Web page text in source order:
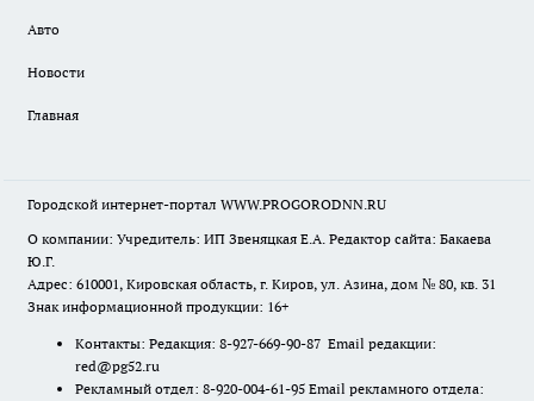
Авто
Новости
Главная
Городской интернет-портал WWW.PROGORODNN.RU
О компании: Учредитель: ИП Звеняцкая Е.А. Редактор сайта: Бакаева
Ю.Г.
Адрес: 610001, Кировская область, г. Киров, ул. Азина, дом № 80, кв. 31
Знак информационной продукции: 16+
Контакты: Редакция: 8-927-669-90-87 Email редакции:
red@pg52.ru
Рекламный отдел: 8-920-004-61-95 Email рекламного отдела: